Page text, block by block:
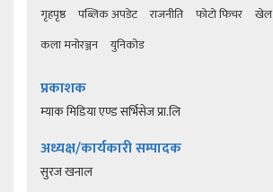
गृहपृष्ठ पब्लिक अपडेट राजनीति फोटो फिचर खेल
कला मनोरञ्जन
युनिकोड
प्रकाशक
म्याक मिडिया एण्ड सर्भिसेज प्रा.लि
अध्यक्ष/कार्यकारी सम्पादक
सुरज खनाल